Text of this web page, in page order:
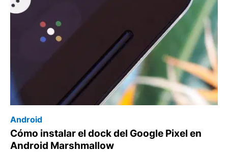
Android
Cómo instalar el dock del Google Pixel en
Android Marshmallow